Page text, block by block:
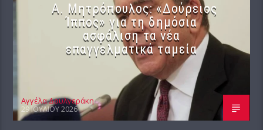
Α. Μητρόπουλος: «Δούρειος
Ίππος» για τη δημόσια
ασφάλιση τα νέα
επαγγελματικά ταμεία
Αγγέλα Δουλγεράκη
29 ΙΟΥΛΊΟΥ 2026